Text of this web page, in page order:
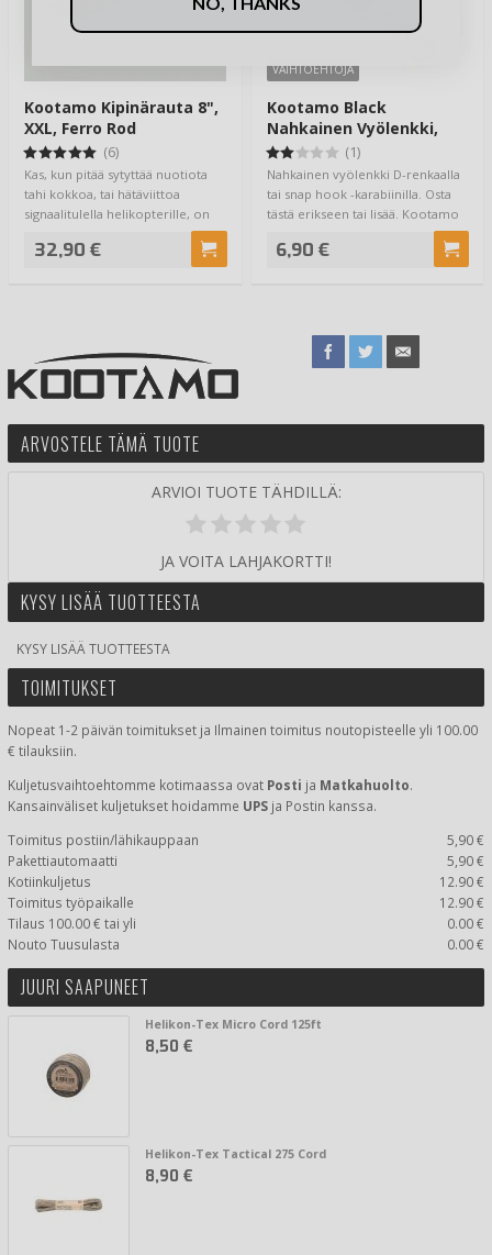
Kootamo Kipinärauta 8",
XXL, Ferro Rod
(6)
Kas, kun pitää sytyttää nuotiota
tahi kokkoa, tai hätäviittoa
signaalitulella helikopterille, on
32,90 €
VAIHTOEHTOJA
Kootamo Black
Nahkainen Vyölenkki,
Belt, Loop (1)
Nahkainen vyölenkki D-renkaalla
tai snap hook -karabiinilla. Osta
tästä erikseen tai lisää. Kootamo
6,90 €
ARVOSTELE TÄMÄ TUOTE
ARVIOI TUOTE TÄHDILLÄ:
JA VOITA LAHJAKORTTI!
KYSY LISÄÄ TUOTTEESTA
KYSY LISÄÄ TUOTTEESTA
TOIMITUKSET
Nopeat 1-2 päivän toimitukset ja Ilmainen toimitus noutopisteelle yli 100.00
€ tilauksiin.
Kuljetusvaihtoehtomme kotimaassa ovat Posti ja Matkahuolto.
Kansainväliset kuljetukset hoidamme UPS ja Postin kanssa.
Toimitus postiin/lähikauppaan
5,90 €
Pakettiautomaatti
5,90 €
Kotiinkuljetus
12.90 €
Toimitus työpaikalle
12.90 €
Tilaus 100.00 € tai yli
0.00 €
Nouto Tuusulasta
0.00 €
JUURI SAAPUNEET
Helikon-Tex Micro Cord 125ft
8,50 €
Helikon-Tex Tactical 275 Cord
8,90 €